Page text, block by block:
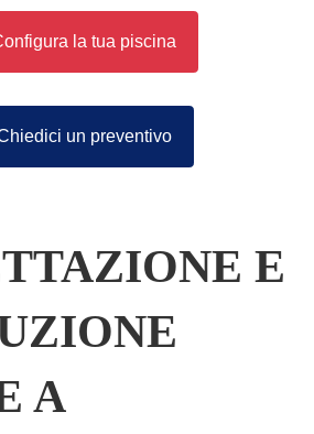
la tua piscina
un preventivo
E
A